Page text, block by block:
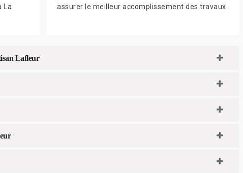
La
assurer le meilleur accomplissement des travaux.
Lafleur